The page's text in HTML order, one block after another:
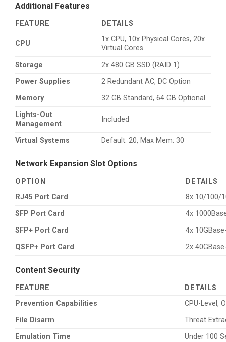
Additional Features
FEATURE DETAILS
CPU
1x CPU, 10x Physical Cores, 20x
Virtual Cores
Storage
2x 480 GB SSD (RAID 1)
Power Supplies
2 Redundant AC, DC Option
Memory
32 GB Standard, 64 GB Optional
Lights-Out
Management
Included
Virtual Systems Default: 20, Max Mem: 30
Network Expansion Slot Options
OPTION
DETAILS
RJ45 Port Card
8x 10/100/
SFP Port Card
4x
SFP+ Port Card
4x
QSFP+ Port Card
2x
Content Security
FEATURE
DETAILS
Prevention Capabilities
CPU-Level,
File Disarm
Threat
Emulation Time
Under 100